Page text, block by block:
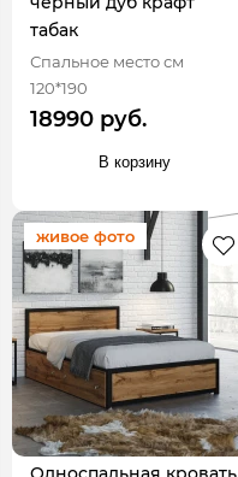
табак
Спальное место см
120*190
18990 руб.
В корзину
живое фото